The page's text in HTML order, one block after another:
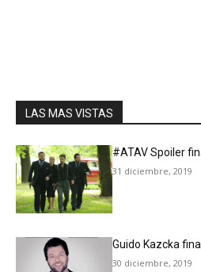
LAS MAS VISTAS
#ATAV Spoiler
31 diciembre, 2019
Guido Kazcka
30 diciembre, 2019